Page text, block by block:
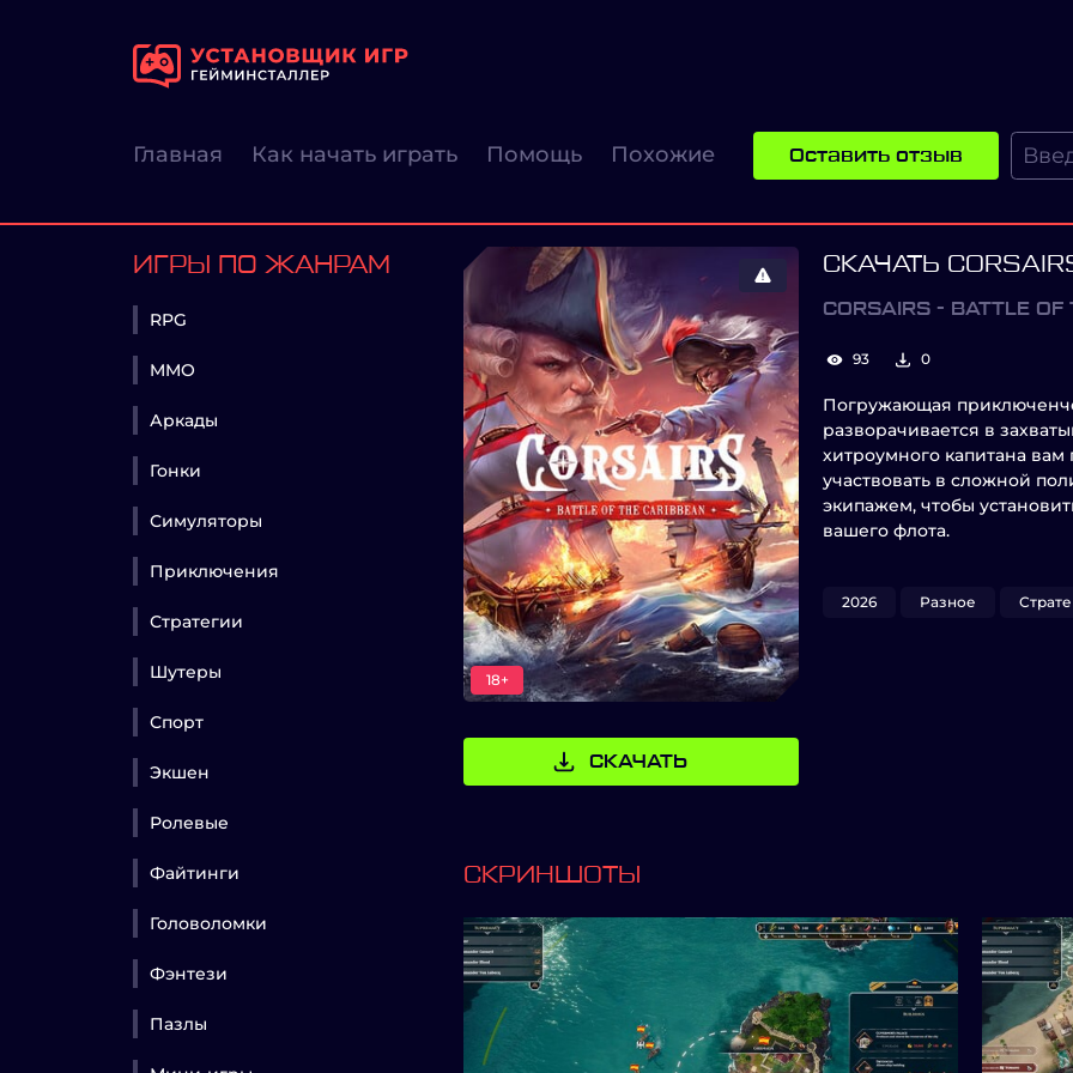
Главная Как начать играть Помощь Похожие Оставить отзыв
ИГРЫ ПО ЖАНРАМ
RPG
MMO
Аркады
Гонки
Симуляторы
Приключения
Стратегии
Шутеры
Спорт
Экшен
Ролевые
Файтинги
Головоломки
Фэнтези
Пазлы
18+
СКАЧАТЬ
СКАЧАТЬ
CORSAIRS - BATTLE OF
93 0
Погружающая
разворачивается в
хитроумного капитана
участвовать в сложной
экипажем, чтобы
вашего флота.
2026 Разное
СКРИНШОТЫ